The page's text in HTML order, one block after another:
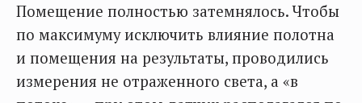
Помещение полностью затемнялось. Чтобы
по максимуму исключить влияние полотна
и помещения на результаты, проводились
измерения не отраженного света, а «в